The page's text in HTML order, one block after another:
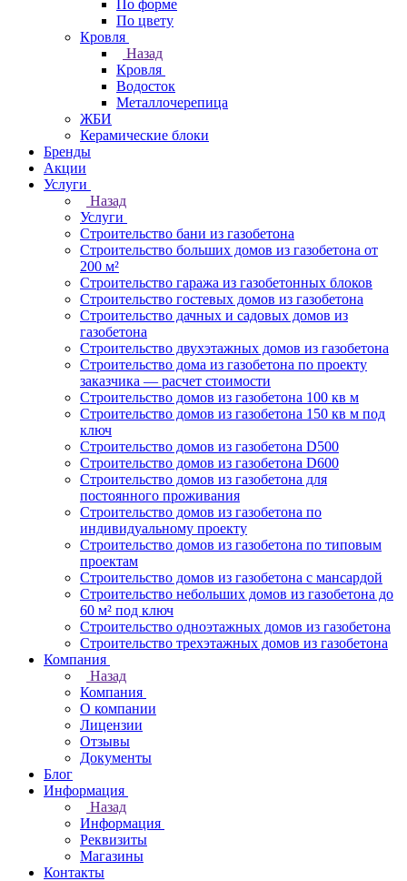
По форме
По цвету
Кровля
Назад
Кровля
Водосток
Металлочерепица
ЖБИ
Керамические блоки
Бренды
Акции
Услуги
Назад
Услуги
Строительство бани из газобетона
Строительство больших домов из газобетона от
200 м²
Строительство гаража из газобетонных блоков
Строительство гостевых домов из газобетона
Строительство дачных и садовых домов из
газобетона
Строительство двухэтажных домов из газобетона
Строительство дома из газобетона по проекту
заказчика — расчет стоимости
Строительство домов из газобетона 100 кв м
Строительство домов из газобетона 150 кв м под
ключ
Строительство домов из газобетона D500
Строительство домов из газобетона D600
Строительство домов из газобетона для
постоянного проживания
Строительство домов из газобетона по
индивидуальному проекту
Строительство домов из газобетона по типовым
проектам
Строительство домов из газобетона с мансардой
Строительство небольших домов из газобетона до
60 м² под ключ
Строительство одноэтажных домов из газобетона
Строительство трехэтажных домов из газобетона
Компания
Назад
Компания
О компании
Лицензии
Отзывы
Документы
Блог
Информация
Назад
Информация
Реквизиты
Магазины
Контакты